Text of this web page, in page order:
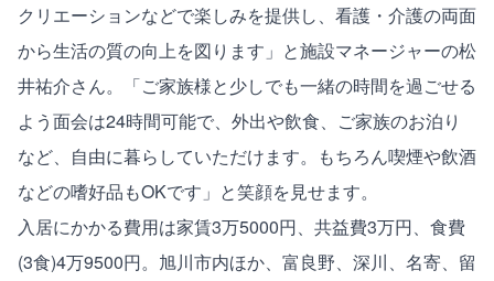
クリエーションなどで楽しみを提供し、看護・介護の両面
から生活の質の向上を図ります」と施設マネージャーの松
井祐介さん。「ご家族様と少しでも一緒の時間を過ごせる
よう面会は24時間可能で、外出や飲食、ご家族のお泊り
など、自由に暮らしていただけます。もちろん喫煙や飲酒
などの嗜好品もOKです」と笑顔を見せます。
入居にかかる費用は家賃3万5000円、共益費3万円、食費
(3食)4万9500円。旭川市内ほか、富良野、深川、名寄、留